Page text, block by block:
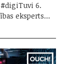
6.
eksperts…